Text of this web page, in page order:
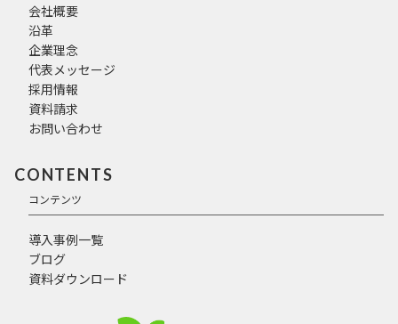
会社概要
沿革
企業理念
代表メッセージ
採用情報
資料請求
お問い合わせ
CONTENTS
コンテンツ
導入事例一覧
ブログ
資料ダウンロード